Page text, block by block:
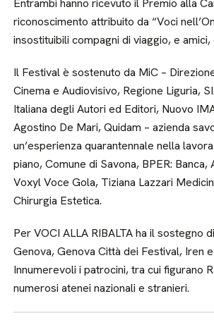
Entrambi hanno ricevuto il Premio alla
riconoscimento attribuito da “Voci
insostituibili compagni di viaggio, e
Il Festival è sostenuto da MiC –
Cinema e Audiovisivo, Regione Liguria,
Italiana degli Autori ed Editori, Nuovo
Agostino De Mari, Quidam – azienda
un’esperienza quarantennale nella
piano, Comune di Savona, BPER:
Voxyl Voce Gola, Tiziana Lazzari
Chirurgia Estetica.
Per VOCI ALLA RIBALTA ha il sostegno
Genova, Genova Città dei Festival, Iren
Innumerevoli i patrocini, tra cui figurano
numerosi atenei nazionali e stranieri.